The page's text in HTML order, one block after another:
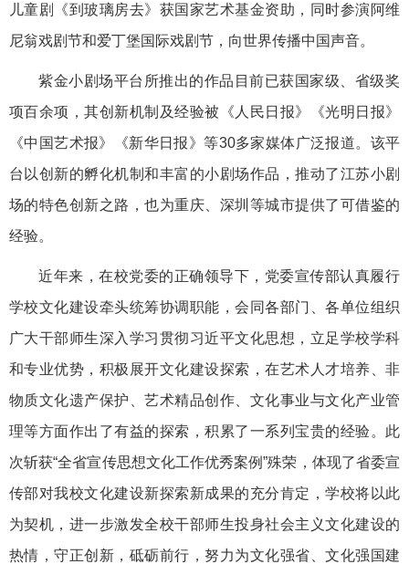
儿童剧《到玻璃房去》获国家艺术基金资助，同时参演阿维
尼翁戏剧节和爱丁堡国际戏剧节，向世界传播中国声音。
紫金小剧场平台所推出的作品目前已获国家级、省级奖
项百余项，其创新机制及经验被《人民日报》《光明日报》
《中国艺术报》《新华日报》等30多家媒体广泛报道。该平
台以创新的孵化机制和丰富的小剧场作品，推动了江苏小剧
场的特色创新之路，也为重庆、深圳等城市提供了可借鉴的
经验。
近年来，在校党委的正确领导下，党委宣传部认真履行
学校文化建设牵头统筹协调职能，会同各部门、各单位组织
广大干部师生深入学习贯彻习近平文化思想，立足学校学科
和专业优势，积极展开文化建设探索，在艺术人才培养、非
物质文化遗产保护、艺术精品创作、文化事业与文化产业管
理等方面作出了有益的探索，积累了一系列宝贵的经验。此
次斩获“全省宣传思想文化工作优秀案例”殊荣，体现了省委宣
传部对我校文化建设新探索新成果的充分肯定，学校将以此
为契机，进一步激发全校干部师生投身社会主义文化建设的
热情，守正创新，砥砺前行，努力为文化强省、文化强国建